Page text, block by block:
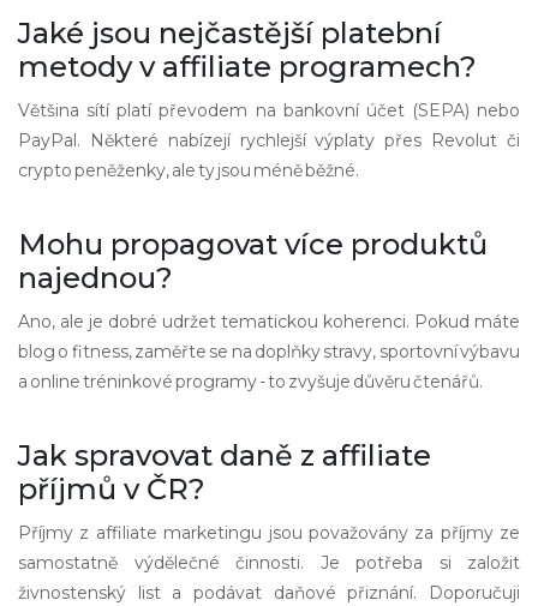
Jaké jsou nejčastější platební
metody v affiliate programech?
Většina sítí platí převodem na bankovní účet (SEPA) nebo
PayPal. Některé nabízejí rychlejší výplaty přes Revolut či
crypto peněženky, ale ty jsou méně běžné.
Mohu propagovat více produktů
najednou?
Ano, ale je dobré udržet tematickou koherenci. Pokud máte
blog o fitness, zaměřte se na doplňky stravy, sportovní výbavu
a online tréninkové programy - to zvyšuje důvěru čtenářů.
Jak spravovat daně z affiliate
příjmů v ČR?
Příjmy z affiliate marketingu jsou považovány za příjmy ze
samostatně výdělečné činnosti. Je potřeba si založit
živnostenský list a podávat daňové přiznání. Doporučuji